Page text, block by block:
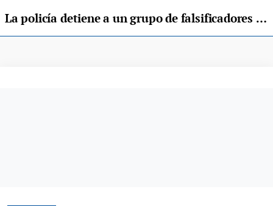
La policía detiene a un grupo de falsificadores en el Polígono de Silvota, en Llanera